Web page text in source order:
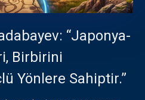
“Japonya-
Birbirini
Yönlere Sahiptir.”